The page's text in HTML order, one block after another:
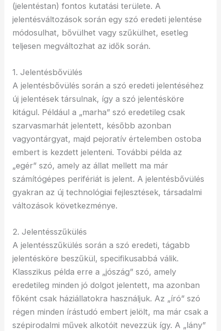
(jelentéstan) fontos kutatási területe. A
jelentésváltozások során egy szó eredeti jelentése
módosulhat, bővülhet vagy szűkülhet, esetleg
teljesen megváltozhat az idők során.
1. Jelentésbővülés
A jelentésbővülés során a szó eredeti jelentéséhez
új jelentések társulnak, így a szó jelentésköre
kitágul. Például a „marha” szó eredetileg csak
szarvasmarhát jelentett, később azonban
vagyontárgyat, majd pejoratív értelemben ostoba
embert is kezdett jelenteni. További példa az
„egér” szó, amely az állat mellett ma már
számítógépes perifériát is jelent. A jelentésbővülés
gyakran az új technológiai fejlesztések, társadalmi
változások következménye.
2. Jelentésszűkülés
A jelentésszűkülés során a szó eredeti, tágabb
jelentésköre beszűkül, specifikusabbá válik.
Klasszikus példa erre a „jószág” szó, amely
eredetileg minden jó dolgot jelentett, ma azonban
főként csak háziállatokra használjuk. Az „író” szó
régen minden írástudó embert jelölt, ma már csak a
szépirodalmi művek alkotóit nevezzük így. A „lány”